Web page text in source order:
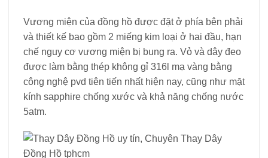
Vương miện của đồng hồ được đặt ở phía bên phải
và thiết kế bao gồm 2 miếng kim loại ở hai đầu, hạn
chế nguy cơ vương miện bị bung ra. Vỏ và dây đeo
được làm bằng thép không gỉ 316l mạ vàng bằng
công nghệ pvd tiên tiến nhất hiện nay, cũng như mặt
kính sapphire chống xước và khả năng chống nước
5atm.